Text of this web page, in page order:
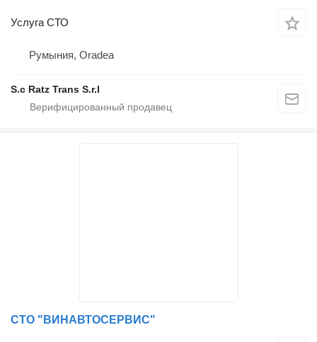
Услуга СТО
Румыния, Oradea
S.c Ratz Trans S.r.l
СТО "ВИНАВТОСЕРВИС"